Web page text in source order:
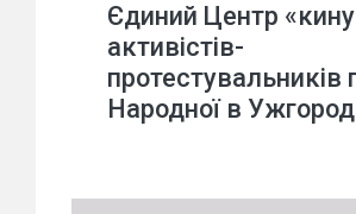
Єдиний Центр
активістів-
протестувальників
Народної в